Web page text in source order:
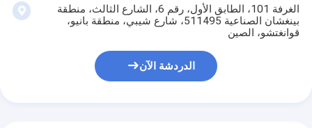
الغرفة 101، الطابق الأول، رقم 6، الشارع الثالث، منطقة
بينغشان الصناعية 511495، شارع شيبي، منطقة بانيو،
قوانغتشو، الصين
الدردشة الآن